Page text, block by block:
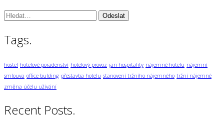
Vyhledávání:
Tags.
hostel hotelové poradenství hotelový provoz jan hospitality nájemné hotelu nájemní
smlouva office bulding přestavba hotelu stanovení tržního nájemného tržní nájemné
změna účelu užívání
Recent Posts.